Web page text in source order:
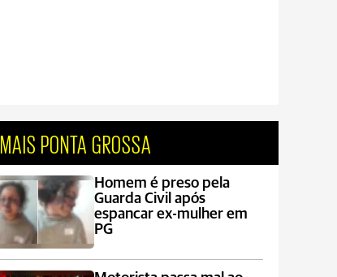
MAIS PONTA GROSSA
Homem é preso pela
Guarda Civil após
espancar ex-mulher em
PG